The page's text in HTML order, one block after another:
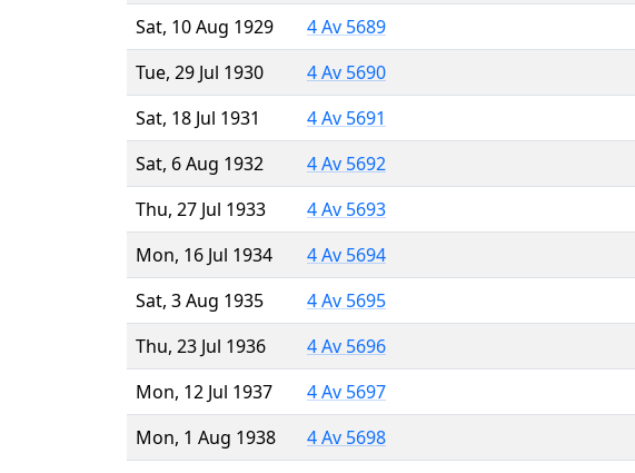
Sat, 10 Aug 1929
4 Av 5689
Tue, 29 Jul 1930
4 Av 5690
Sat, 18 Jul 1931
4 Av 5691
Sat, 6 Aug 1932
4 Av 5692
Thu, 27 Jul 1933
4 Av 5693
Mon, 16 Jul 1934
4 Av 5694
Sat, 3 Aug 1935
4 Av 5695
Thu, 23 Jul 1936
4 Av 5696
Mon, 12 Jul 1937
4 Av 5697
Mon, 1 Aug 1938
4 Av 5698